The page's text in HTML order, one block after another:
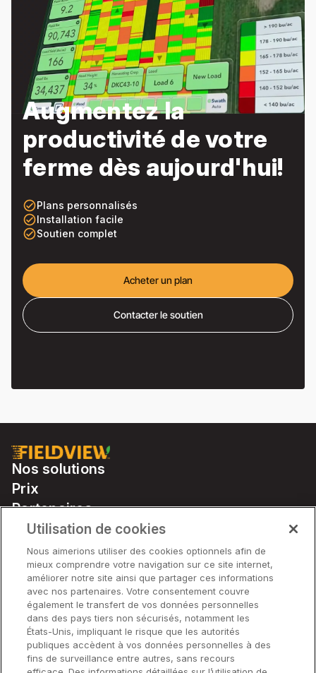
Augmentez la
productivité de votre
ferme dès aujourd'hui!
check_circle_outlinePlans personnalisés
check_circle_outlineInstallation facile
check_circle_outlineSoutien complet
Acheter un plan
Contacter le soutien
Nos solutions
Prix
Partenaires
Notre matériel
Soutien
Solutions
Matériel
Utilisation de cookies
Nous aimerions utiliser des cookies optionnels afin de
mieux comprendre votre navigation sur ce site internet,
améliorer notre site ainsi que partager ces informations
avec nos partenaires. Votre consentement couvre
également le transfert de vos données personnelles
dans des pays tiers non sécurisés, notamment les
États-Unis, impliquant le risque que les autorités
publiques accèdent à vos données personnelles à des
fins de surveillance entre autres, sans recours